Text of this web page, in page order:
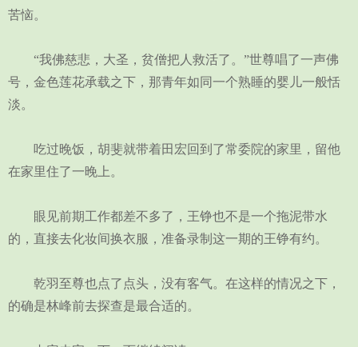
苦恼。
“我佛慈悲，大圣，贫僧把人救活了。”世尊唱了一声佛
号，金色莲花承载之下，那青年如同一个熟睡的婴儿一般恬
淡。
吃过晚饭，胡斐就带着田宏回到了常委院的家里，留他
在家里住了一晚上。
眼见前期工作都差不多了，王铮也不是一个拖泥带水
的，直接去化妆间换衣服，准备录制这一期的王铮有约。
乾羽至尊也点了点头，没有客气。在这样的情况之下，
的确是林峰前去探查是最合适的。